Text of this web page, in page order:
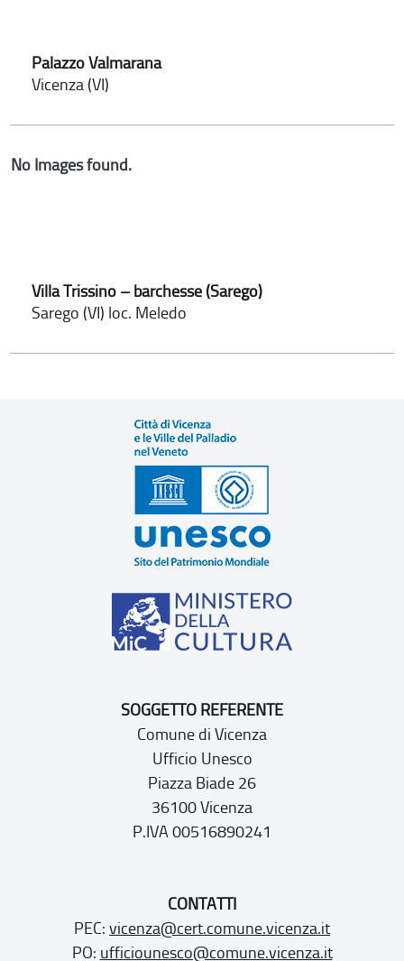
Palazzo Valmarana
Vicenza (VI)
No Images found.
Villa Trissino – barchesse (Sarego)
Sarego (VI) loc. Meledo
SOGGETTO REFERENTE
Comune di Vicenza
Ufficio Unesco
Piazza Biade 26
36100 Vicenza
P.IVA 00516890241
CONTATTI
PEC: vicenza@cert.comune.vicenza.it
PO: ufficiounesco@comune.vicenza.it